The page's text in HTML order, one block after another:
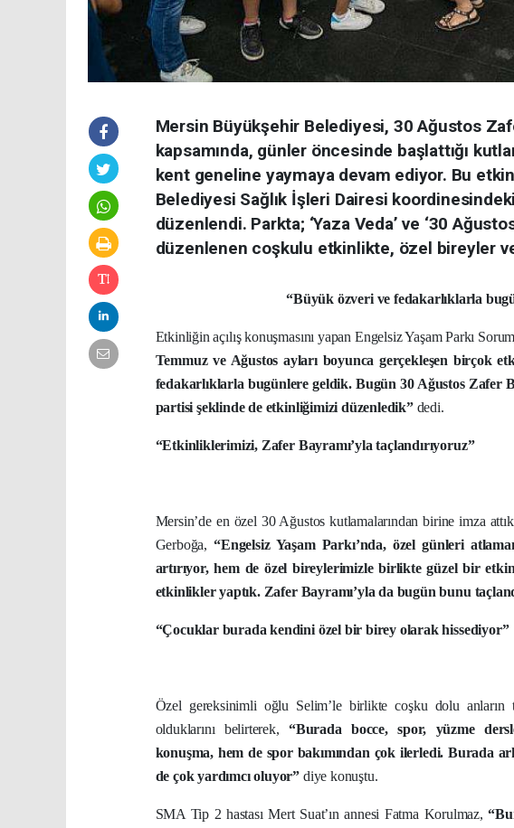
Mersin Büyükşehir Belediyesi, 30 Ağustos
kapsamında, günler öncesinde başlattığı
kent geneline yaymaya devam ediyor. Bu
Belediyesi Sağlık İşleri Dairesi
düzenlendi. Parkta; ‘Yaza Veda’ ve ‘30
düzenlenen coşkulu etkinlikte, özel bireyler
“Büyük özveri ve fedakarlıklarla
Etkinliğin açılış konuşmasını yapan Engelsiz Yaşam Parkı
Temmuz ve Ağustos ayları boyunca gerçekleşen birçok
fedakarlıklarla bugünlere geldik. Bugün 30 Ağustos Zafer
partisi şeklinde de etkinliğimizi düzenledik” dedi.
“Etkinliklerimizi, Zafer Bayramı’yla taçlandırıyoruz”
Mersin’de en özel 30 Ağustos kutlamalarından birine imza
Gerboğa,“Engelsiz Yaşam Parkı’nda, özel günleri
artırıyor, hem de özel bireylerimizle birlikte güzel bir
etkinlikler yaptık. Zafer Bayramı’yla da bugün bunu
“Çocuklar burada kendini özel bir birey olarak hissediyor”
Özel gereksinimli oğlu Selim’le birlikte coşku dolu anların
olduklarını belirterek, “Burada bocce, spor, yüzme
konuşma, hem de spor bakımından çok ilerledi. Burada
de çok yardımcı oluyor” diye konuştu.
SMA Tip 2 hastası Mert Suat’ın annesi Fatma Korulmaz,